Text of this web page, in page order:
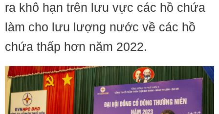
ra khô hạn trên lưu vực các hồ chứa
làm cho lưu lượng nước về các hồ
chứa thấp hơn năm 2022.